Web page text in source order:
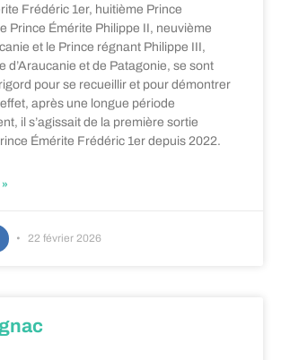
Frédéric 1er, huitième Prince
Prince Émérite Philippe II, neuvième
et le Prince régnant Philippe III,
d’Araucanie et de Patagonie, se sont
pour se recueillir et pour démontrer
après une longue période
il s’agissait de la première sortie
Émérite Frédéric 1er depuis 2022.
22 février 2026